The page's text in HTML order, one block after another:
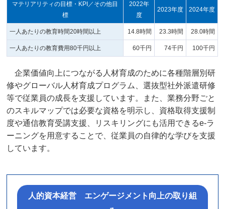
マテリアリティの目標・KPI／その他目
標
2022年
度
2023年度 2024年度
一人あたりの教育時間20時間以上 14.8時間 23.3時間 28.0時間
一人あたりの教育費用80千円以上 60千円 74千円 100千円
企業価値向上につながる人材育成のために各種階層別研
修やグローバル人材育成プログラム、選抜型社外派遣研修
等で従業員の成長を支援しています。また、業務分野ごと
のスキルマップでは必要な資格を明示し、資格取得支援制
度や通信教育受講支援、リスキリングにも活用できるe-ラ
ーニングを用意することで、従業員の自律的な学びを支援
しています。
人的資本経営 エンゲージメント向上の取り組